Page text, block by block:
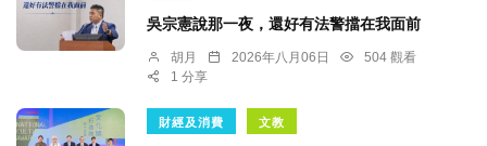
吳宗憲說那一夜，還好有法警擋在我面前
胡月 2026年八月06日
504 觀看
1 分享
財經及消費 文教